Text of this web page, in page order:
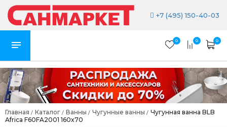
+7 (495) 150-40-03
0 0 0
Главная / Каталог / Ванны / Чугунные ванны / Чугунная ванна BLB
Africa F60FA2001 160x70